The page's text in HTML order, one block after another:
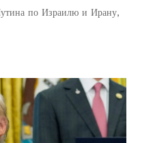
по Израилю и Ирану,